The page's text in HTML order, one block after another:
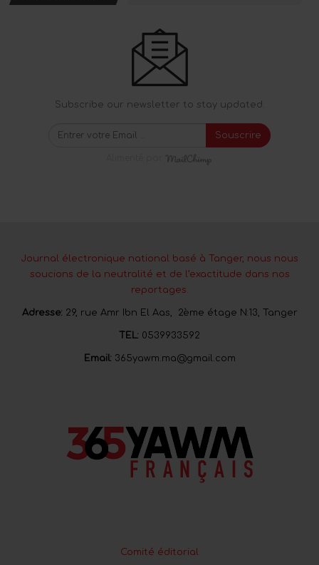
Subscribe our newsletter to stay updated.
Souscrire
Journal électronique national basé à Tanger, nous nous
soucions de la neutralité et de l’exactitude dans nos
reportages.
Adresse: 29, rue Amr Ibn El Aas, 2ème étage N:13, Tanger
TEL: 0539933592
Email: 365yawm.ma@gmail.com
Comité éditorial